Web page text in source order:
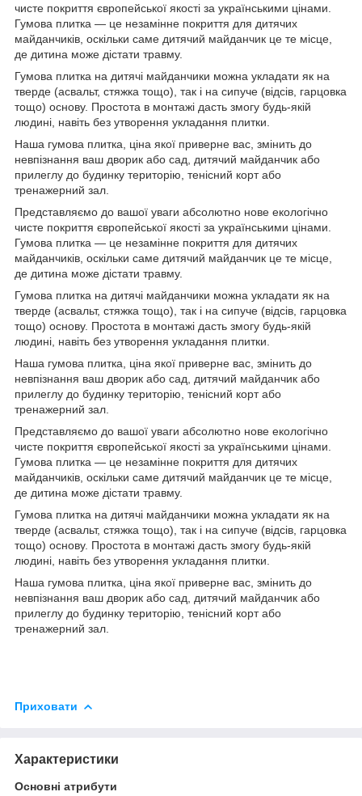
чисте покриття європейської якості за українськими цінами.
Гумова плитка — це незамінне покриття для дитячих
майданчиків, оскільки саме дитячий майданчик це те місце,
де дитина може дістати травму.
Гумова плитка на дитячі майданчики можна укладати як на
тверде (асвальт, стяжка тощо), так і на сипуче (відсів, гарцовка
тощо) основу. Простота в монтажі дасть змогу будь-якій
людині, навіть без утворення укладання плитки.
Наша гумова плитка, ціна якої приверне вас, змінить до
невпізнання ваш дворик або сад, дитячий майданчик або
прилеглу до будинку територію, тенісний корт або
тренажерний зал.
Представляємо до вашої уваги абсолютно нове екологічно
чисте покриття європейської якості за українськими цінами.
Гумова плитка — це незамінне покриття для дитячих
майданчиків, оскільки саме дитячий майданчик це те місце,
де дитина може дістати травму.
Гумова плитка на дитячі майданчики можна укладати як на
тверде (асвальт, стяжка тощо), так і на сипуче (відсів, гарцовка
тощо) основу. Простота в монтажі дасть змогу будь-якій
людині, навіть без утворення укладання плитки.
Наша гумова плитка, ціна якої приверне вас, змінить до
невпізнання ваш дворик або сад, дитячий майданчик або
прилеглу до будинку територію, тенісний корт або
тренажерний зал.
Представляємо до вашої уваги абсолютно нове екологічно
чисте покриття європейської якості за українськими цінами.
Гумова плитка — це незамінне покриття для дитячих
майданчиків, оскільки саме дитячий майданчик це те місце,
де дитина може дістати травму.
Гумова плитка на дитячі майданчики можна укладати як на
тверде (асвальт, стяжка тощо), так і на сипуче (відсів, гарцовка
тощо) основу. Простота в монтажі дасть змогу будь-якій
людині, навіть без утворення укладання плитки.
Наша гумова плитка, ціна якої приверне вас, змінить до
невпізнання ваш дворик або сад, дитячий майданчик або
прилеглу до будинку територію, тенісний корт або
тренажерний зал.
Приховати
Характеристики
Основні атрибути